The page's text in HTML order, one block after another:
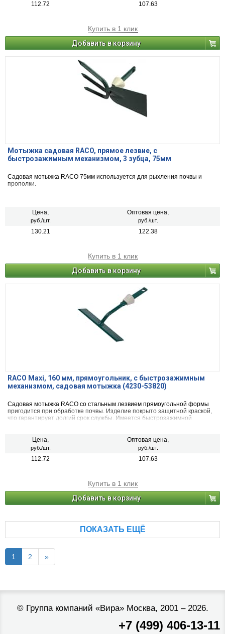
112.72 107.63
Купить в 1 клик
Добавить в корзину
Мотыжка садовая RACO, прямое лезвие, с
быстрозажимным механизмом, 3 зубца, 75мм
Cадовая мотыжка RACO 75мм используется для рыхления почвы и
прополки.
Цена,
руб./шт.
Оптовая цена,
руб./шт.
130.21 122.38
Купить в 1 клик
Добавить в корзину
RACO Maxi, 160 мм, прямоугольник, с быстрозажимным
механизмом, садовая мотыжка (4230-53820)
Садовая мотыжка RACO со стальным лезвием прямоугольной формы
пригодится при обработке почвы. Изделие покрыто защитной краской,
что гарантирует долгий срок службы. Имеется быстрозажимной
Цена,
руб./шт.
Оптовая цена,
руб./шт.
112.72 107.63
Купить в 1 клик
Добавить в корзину
ПОКАЗАТЬ ЕЩЁ
1 2 »
© Группа компаний «Вира»Москва, 2001 – 2026.
+7 (499) 406-13-11